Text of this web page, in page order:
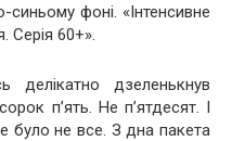
синьому фоні. «Інтенсивне
Серія 60+».
дзеленькнув
п’ять. Не п’ятдесят. І
було не все. З дна пакета